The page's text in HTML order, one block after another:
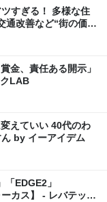
すぎる！ 多様な住
通改善など“街の価値
金、責任ある開示」
LAB
えていい 40代のわ
by イーアイデム
EDGE2」
カス】 - レバテック